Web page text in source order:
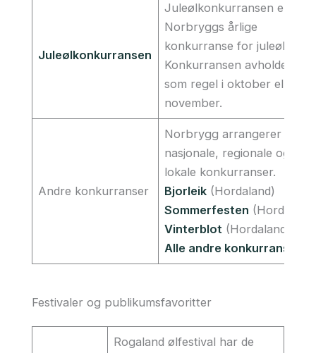
Juleølkonkurransen
Juleølkonkurransen er
Norbryggs årlige
konkurranse for juleøl.
Konkurransen avholdes
som regel i oktober eller
november.
Andre konkurranser
Norbrygg arrangerer flere
nasjonale, regionale og
lokale konkurranser.
Bjorleik (Hordaland)
Sommerfesten
Vinterblot (Hordaland)
Alle andre konkurranser
Festivaler og publikumsfavoritter
Rogaland ølfestival har de